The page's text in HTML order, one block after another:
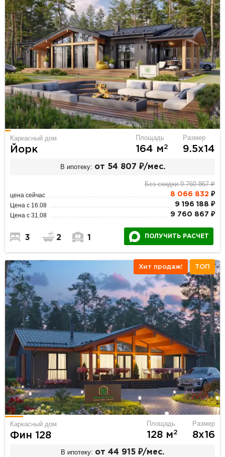
Каркасный дом
Йорк
Площадь
164 м2
Размер
9.5х14
В ипотеку: от 54 807 ₽/мес.
Без скидки 9 760 867 ₽
цена сейчас 8 066 832 ₽
Цена с 16.08 9 196 188 ₽
Цена с 31.08 9 760 867 ₽
3 2 1 ПОЛУЧИТЬ РАСЧЕТ
Хит продаж! ТОП
Каркасный дом
Фин 128
Площадь
128 м2
Размер
8х16
В ипотеку: от 44 915 ₽/мес.